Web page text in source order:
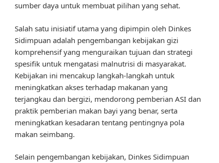
sumber daya untuk membuat pilihan yang sehat.
Salah satu inisiatif utama yang dipimpin oleh Dinkes
Sidimpuan adalah pengembangan kebijakan gizi
komprehensif yang menguraikan tujuan dan strategi
spesifik untuk mengatasi malnutrisi di masyarakat.
Kebijakan ini mencakup langkah-langkah untuk
meningkatkan akses terhadap makanan yang
terjangkau dan bergizi, mendorong pemberian ASI dan
praktik pemberian makan bayi yang benar, serta
meningkatkan kesadaran tentang pentingnya pola
makan seimbang.
Selain pengembangan kebijakan, Dinkes Sidimpuan